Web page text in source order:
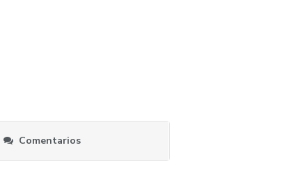
Comentarios